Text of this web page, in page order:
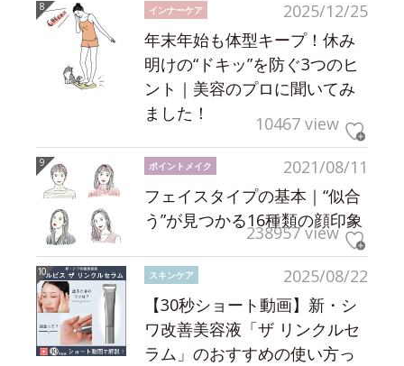
2025/12/25
インナーケア
年末年始も体型キープ！休み
明けの“ドキッ”を防ぐ3つのヒ
ント｜美容のプロに聞いてみ
ました！
10467 view
2021/08/11
ポイントメイク
フェイスタイプの基本｜“似合
う”が見つかる16種類の顔印象
238957 view
2025/08/22
スキンケア
【30秒ショート動画】新・シ
ワ改善美容液「ザ リンクルセ
ラム」のおすすめの使い方っ